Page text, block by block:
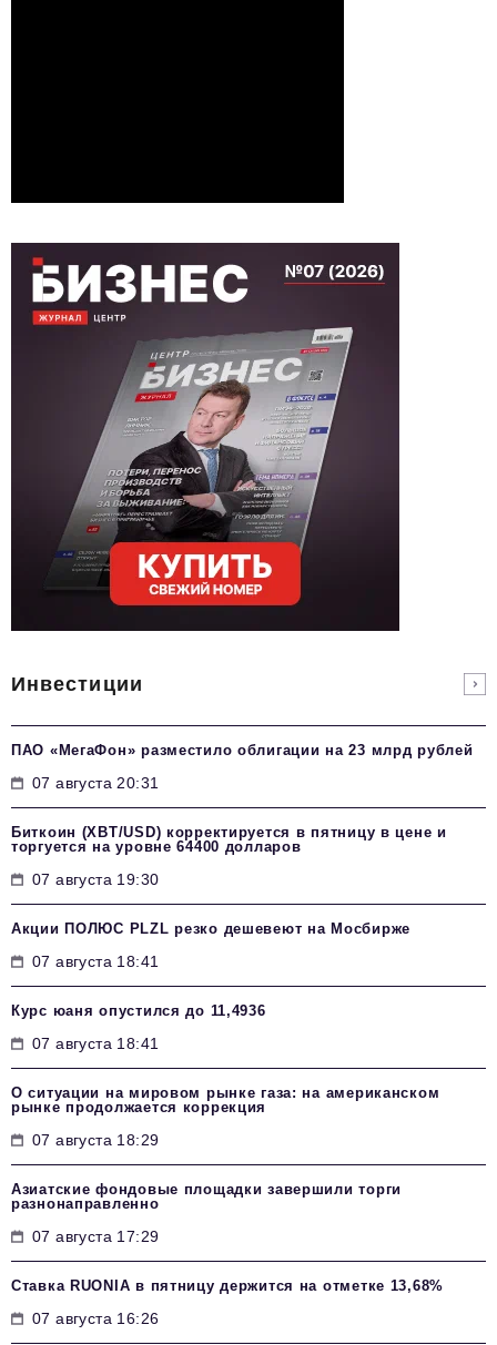
Инвестиции
ПАО «МегаФон» разместило облигации на 23 млрд рублей
07 августа 20:31
Биткоин (XBT/USD) корректируется в пятницу в цене и
торгуется на уровне 64400 долларов
07 августа 19:30
Акции ПОЛЮС PLZL резко дешевеют на Мосбирже
07 августа 18:41
Курс юаня опустился до 11,4936
07 августа 18:41
О ситуации на мировом рынке газа: на американском
рынке продолжается коррекция
07 августа 18:29
Азиатские фондовые площадки завершили торги
разнонаправленно
07 августа 17:29
Ставка RUONIA в пятницу держится на отметке 13,68%
07 августа 16:26